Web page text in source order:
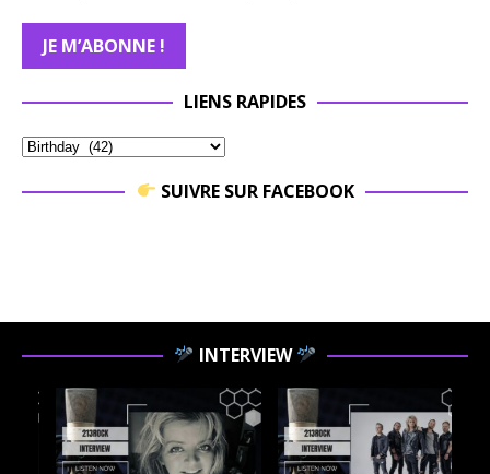
LIENS RAPIDES
SUIVRE SUR FACEBOOK
INTERVIEW